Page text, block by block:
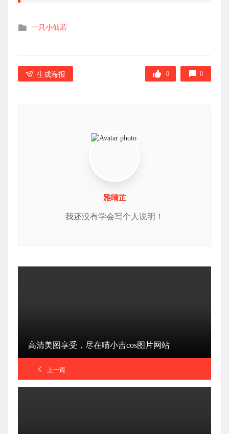
发
一只小仙若
生成海报 0 0
雅晴芷
我还没有学会写个人说明！
高清美图享受，尽在喵小吉cos图片网站
上一篇